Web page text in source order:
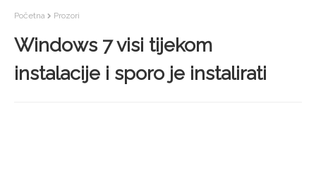
Početna Prozori
Windows 7 visi tijekom
instalacije i sporo je instalirati